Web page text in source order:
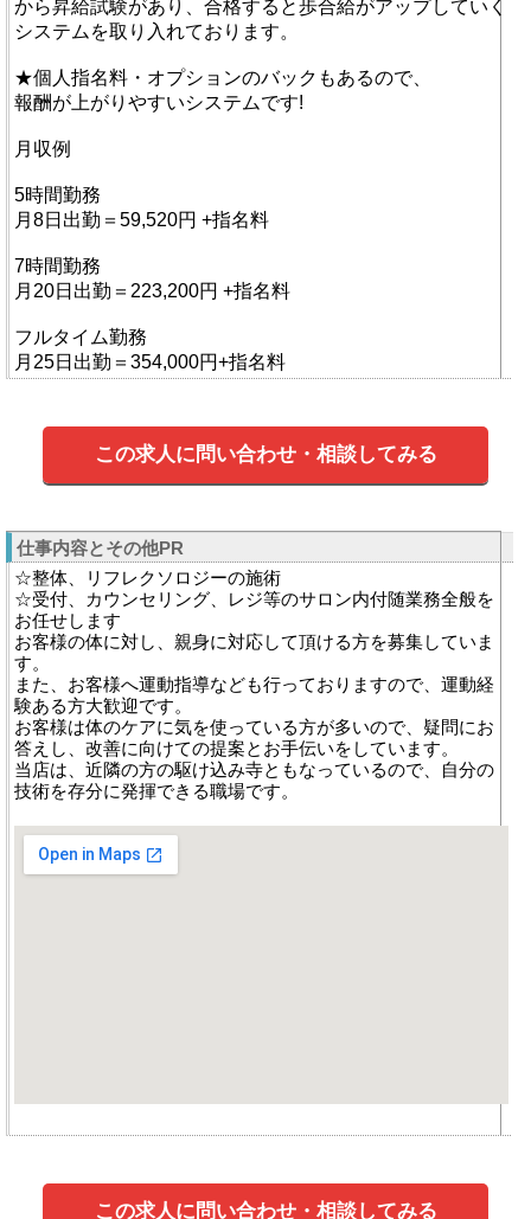
から昇給試験があり、合格すると歩合給がアップしていく
システムを取り入れております。
★個人指名料・オプションのバックもあるので、
報酬が上がりやすいシステムです!
月収例
5時間勤務
月8日出勤＝59,520円 +指名料
7時間勤務
月20日出勤＝223,200円 +指名料
フルタイム勤務
月25日出勤＝354,000円+指名料
この求人に問い合わせ・相談してみる
仕事内容とその他PR
☆整体、リフレクソロジーの施術
☆受付、カウンセリング、レジ等のサロン内付随業務全般を
お任せします
お客様の体に対し、親身に対応して頂ける方を募集していま
す。
また、お客様へ運動指導なども行っておりますので、運動経
験ある方大歓迎です。
お客様は体のケアに気を使っている方が多いので、疑問にお
答えし、改善に向けての提案とお手伝いをしています。
当店は、近隣の方の駆け込み寺ともなっているので、自分の
技術を存分に発揮できる職場です。
この求人に問い合わせ・相談してみる